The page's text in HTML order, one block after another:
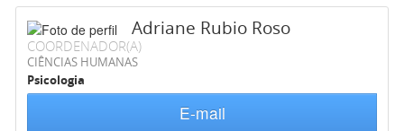
Adriane Rubio Roso
COORDENADOR(A)
CIÊNCIAS HUMANAS
Psicologia
E-mail